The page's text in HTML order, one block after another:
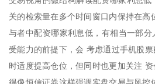
关的检索量在多个时间窗口内保持在高
与者中配资哪家利息低，有相当一部
受能力的前提下，会 考虑通过手机股
时适度提高仓位，但同时也更加关注